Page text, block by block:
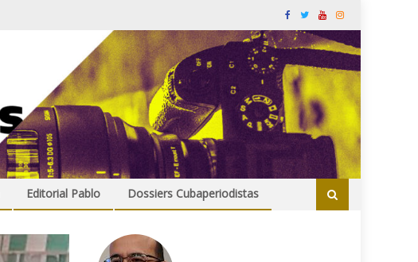
Editorial Pablo Dossiers Cubaperiodistas